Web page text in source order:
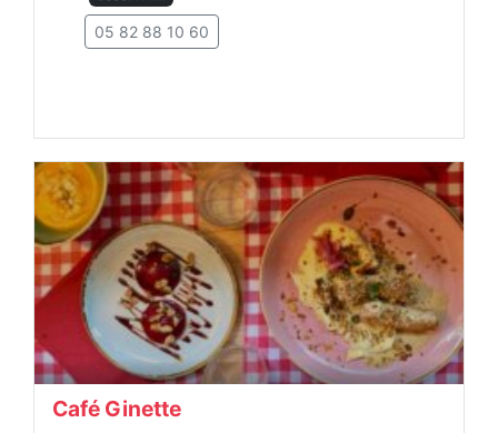
05 82 88 10 60
Café Ginette